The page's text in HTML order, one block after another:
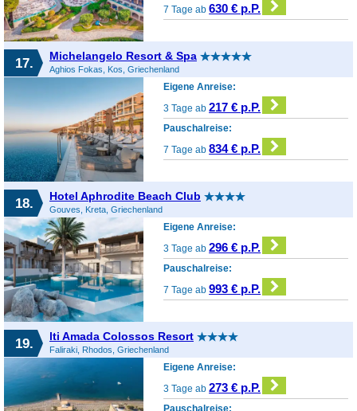
7 Tage ab630 € p.P.
17. Michelangelo Resort & Spa
Aghios Fokas, Kos, Griechenland
Eigene Anreise:
3 Tage ab217 € p.P.
Pauschalreise:
7 Tage ab834 € p.P.
18. Hotel Aphrodite Beach Club
Gouves, Kreta, Griechenland
Eigene Anreise:
3 Tage ab296 € p.P.
Pauschalreise:
7 Tage ab993 € p.P.
19. lti Amada Colossos Resort
Faliraki, Rhodos, Griechenland
Eigene Anreise:
3 Tage ab273 € p.P.
Pauschalreise: